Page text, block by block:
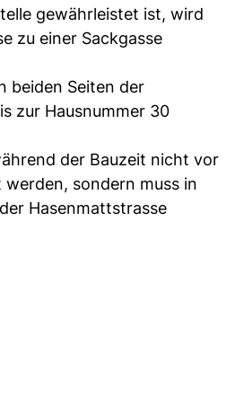
gewährleistet ist, wird
zu einer Sackgasse
beiden Seiten der
zur Hausnummer 30
der Bauzeit nicht vor
werden, sondern muss in
Hasenmattstrasse